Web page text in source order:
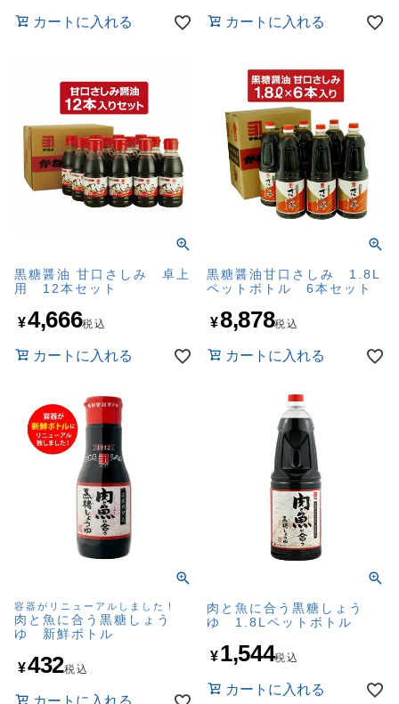
カートに入れる カートに入れる
黒糖醤油 甘口さしみ 卓上
用 12本セット
¥4,666税込
カートに入れる
黒糖醤油甘口さしみ 1.8L
ペットボトル 6本セット
¥8,878税込
カートに入れる
容器がリニューアルしました！
肉と魚に合う黒糖しょう
ゆ 新鮮ボトル
¥432税込
カートに入れる
肉と魚に合う黒糖しょう
ゆ 1.8Lペットボトル
¥1,544税込
カートに入れる